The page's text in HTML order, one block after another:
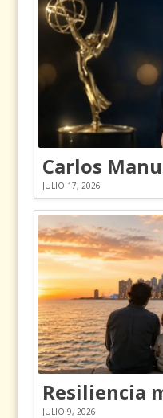
JULIO 17, 2026
JULIO 9, 2026